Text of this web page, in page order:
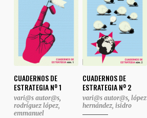
CUADERNOS DE
ESTRATEGIA Nº 1
vari@s autor@s,
rodríguez lópez,
emmanuel
CUADERNOS DE
ESTRATEGIA Nº 2
vari@s autor@s, lópez
hernández, isidro